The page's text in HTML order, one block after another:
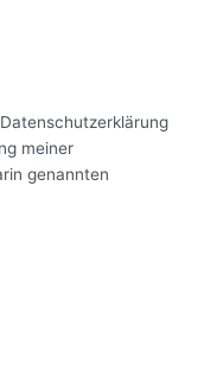
meiner
genannten